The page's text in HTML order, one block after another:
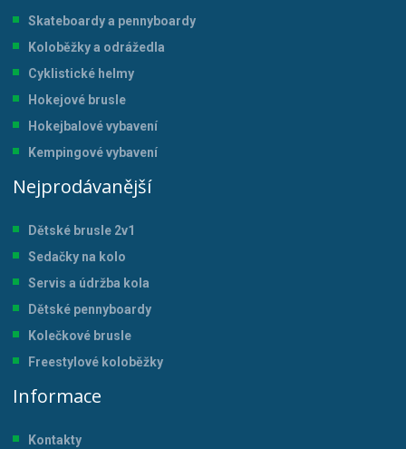
Skateboardy a pennyboardy
Koloběžky a odrážedla
Cyklistické helmy
Hokejové brusle
Hokejbalové vybavení
Kempingové vybavení
Nejprodávanější
Dětské brusle 2v1
Sedačky na kolo
Servis a údržba kola
Dětské pennyboardy
Kolečkové brusle
Freestylové koloběžky
Informace
Kontakty